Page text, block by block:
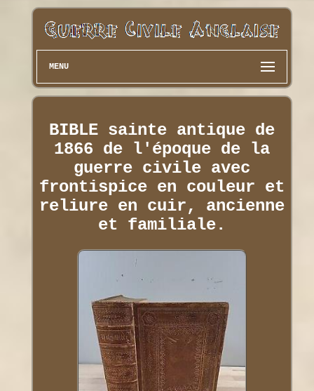
MENU
BIBLE sainte antique de
1866 de l'époque de la
guerre civile avec
frontispice en couleur et
reliure en cuir, ancienne
et familiale.